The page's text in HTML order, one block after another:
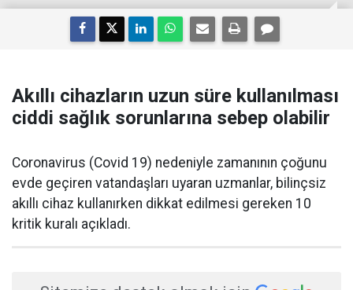
Akıllı cihazların uzun süre kullanılması
ciddi sağlık sorunlarına sebep olabilir
​Coronavirus (Covid 19) nedeniyle zamanının çoğunu
evde geçiren vatandaşları uyaran uzmanlar, bilinçsiz
akıllı cihaz kullanırken dikkat edilmesi gereken 10
kritik kuralı açıkladı.